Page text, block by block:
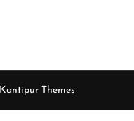
Kantipur Themes